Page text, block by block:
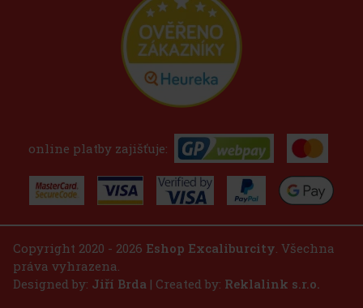
online platby zajišťuje:
Copyright 2020 - 2026 Eshop Excaliburcity . Všechna
práva vyhrazena.
Designed by: Jiří Brda | Created by: Reklalink s.r.o.